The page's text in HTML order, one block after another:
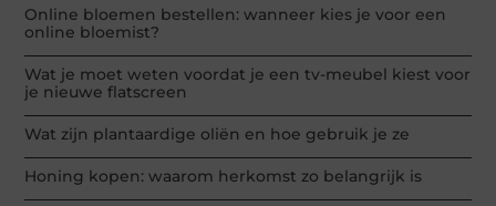
Online bloemen bestellen: wanneer kies je voor een
online bloemist?
Wat je moet weten voordat je een tv-meubel kiest voor
je nieuwe flatscreen
Wat zijn plantaardige oliën en hoe gebruik je ze
Honing kopen: waarom herkomst zo belangrijk is